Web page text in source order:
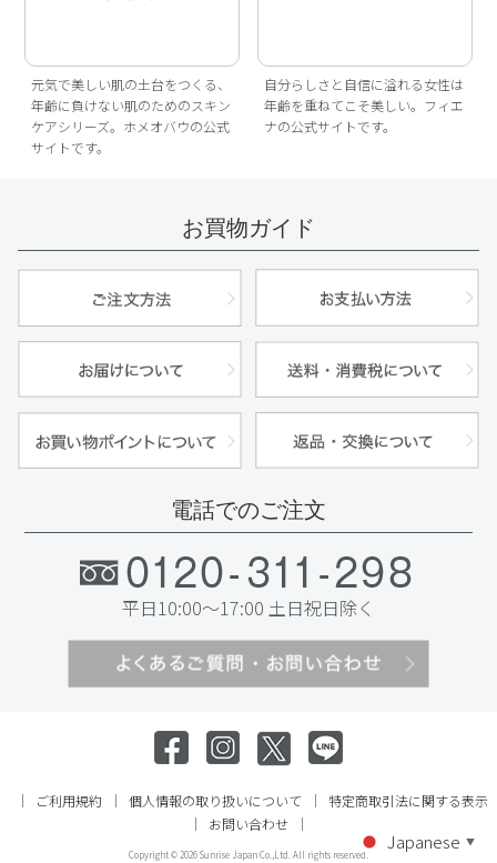
Japanese ▼
元気で美しい肌の土台をつくる、
年齢に負けない肌のためのスキン
ケアシリーズ。ホメオバウの公式
サイトです。
自分らしさと自信に溢れる女性は
年齢を重ねてこそ美しい。フィエ
ナの公式サイトです。
電話でのご注文
平日10:00～17:00 土日祝日除く
お買物ガイド
ご利用規約 個人情報の取り扱いについて
特定商取引法に関する表示
お問い合わせ
Copyright ©2026 Sunrise Japan Co.,Ltd. All rights reserved.